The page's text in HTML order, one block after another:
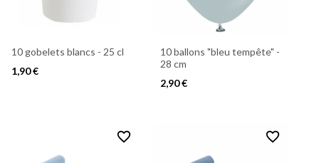
10 gobelets blancs - 25 cl
1,90 €
10 ballons "bleu tempête" -
28 cm
2,90 €
favorite_border favorite_border